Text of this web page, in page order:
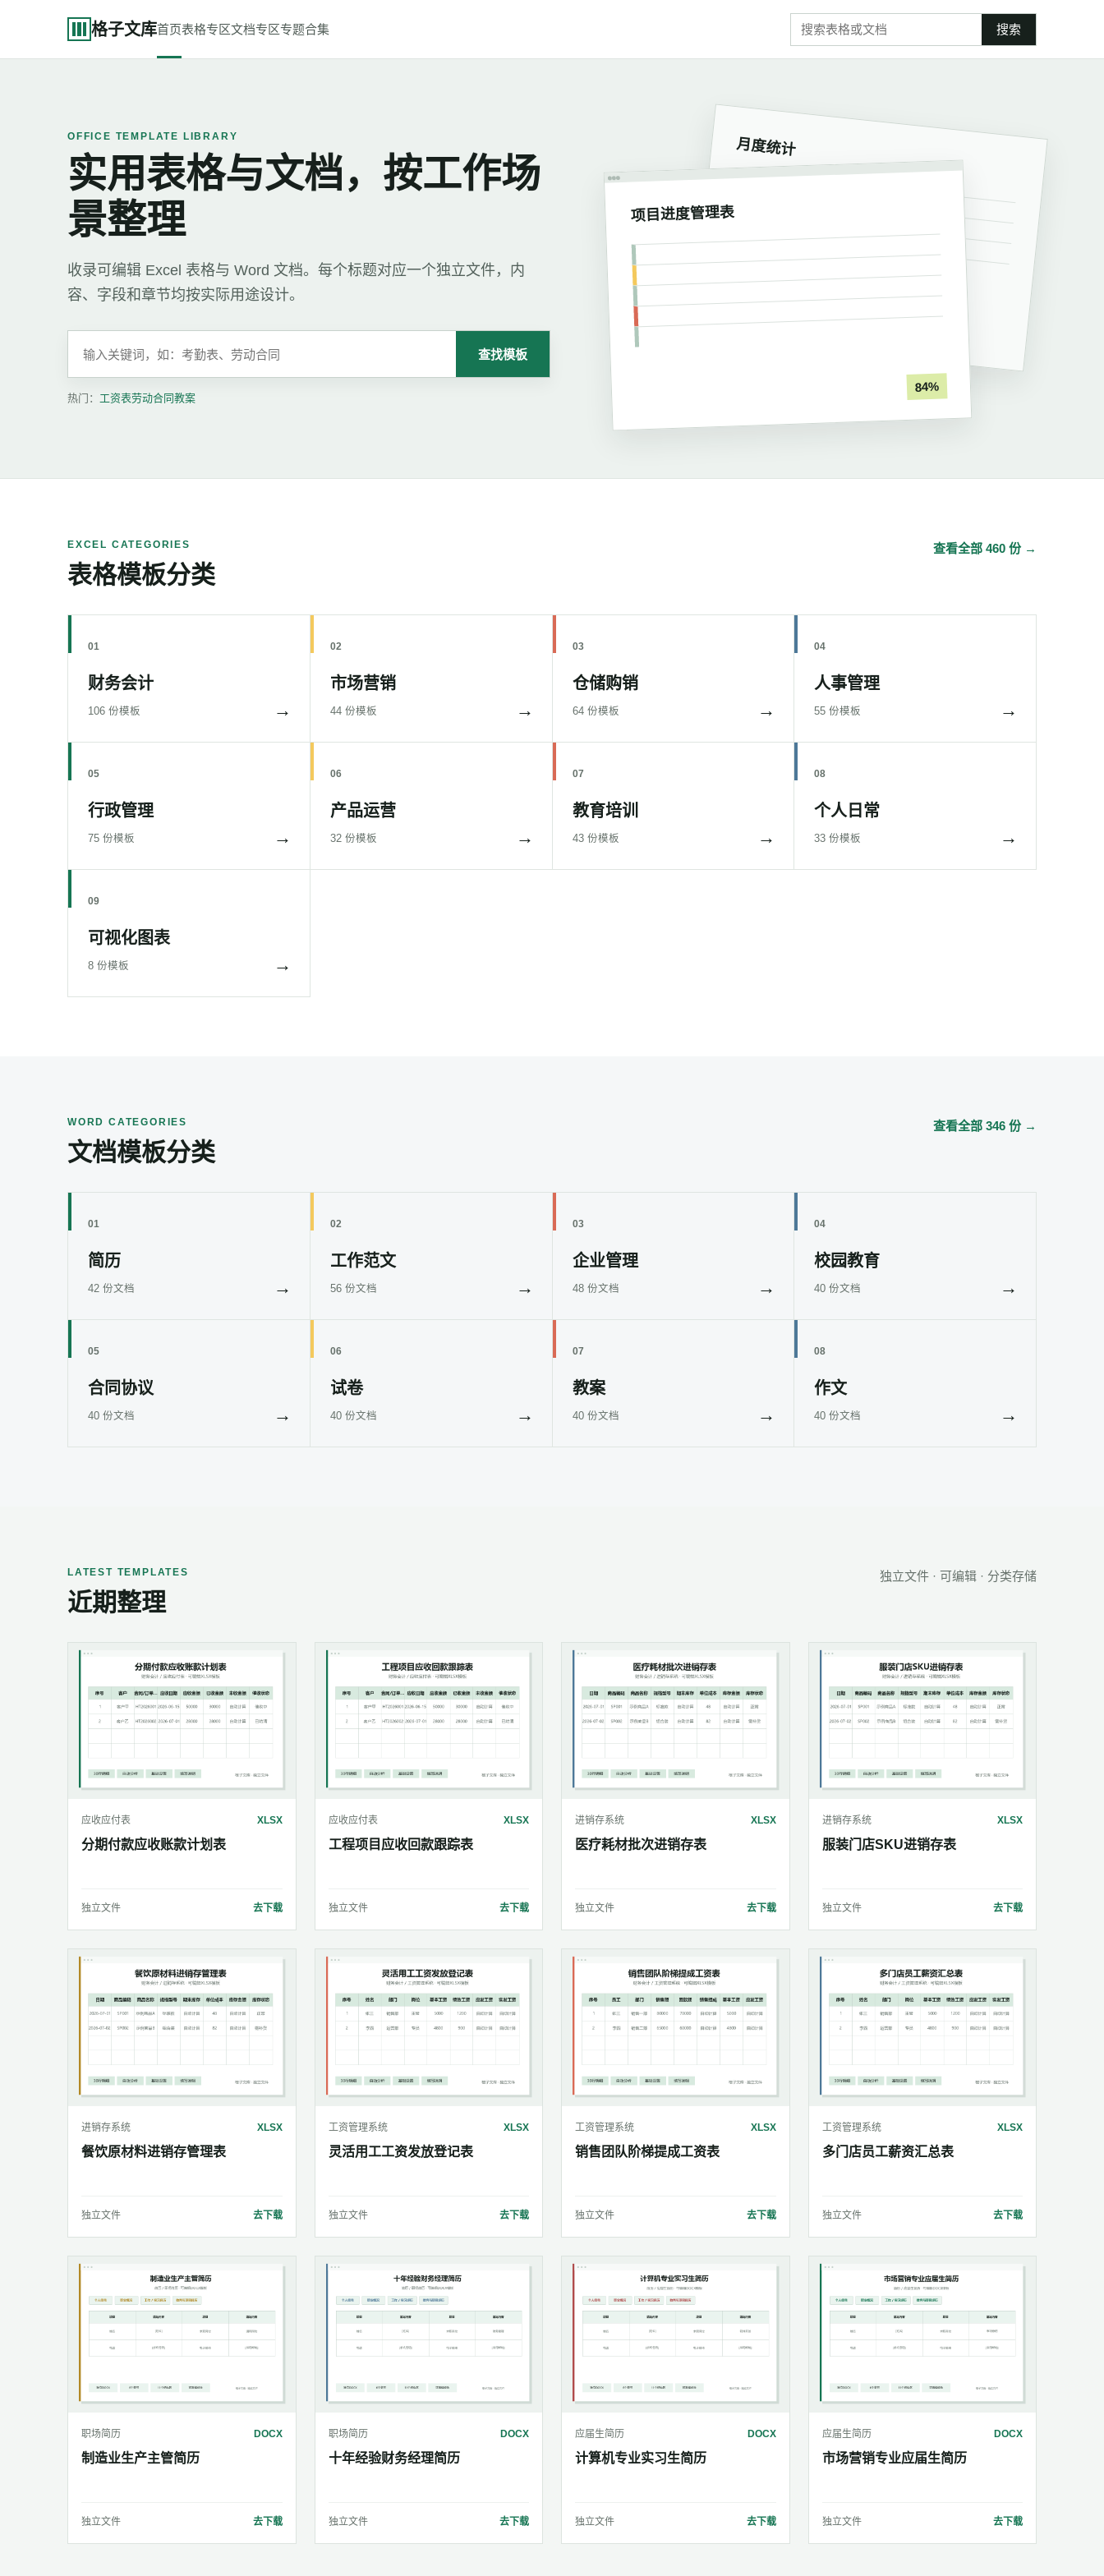
格子文库首页表格专区文档专区专题合集 搜索
OFFICE TEMPLATE LIBRARY
实用表格与文档，按工作场
景整理
收录可编辑 Excel 表格与 Word 文档。每个标题对应一个独立文件，内
容、字段和章节均按实际用途设计。
查找模板
热门： 工资表劳动合同教案
月度统计
项目进度管理表
84%
EXCEL CATEGORIES
表格模板分类
查看全部 460 份 →
01
财务会计
106 份模板 →
02
市场营销
44 份模板 →
03
仓储购销
64 份模板 →
04
人事管理
55 份模板 →
05
行政管理
75 份模板 →
06
产品运营
32 份模板 →
07
教育培训
43 份模板 →
08
个人日常
33 份模板 →
09
可视化图表
8 份模板 →
WORD CATEGORIES
文档模板分类
查看全部 346 份 →
01
简历
42 份文档 →
02
工作范文
56 份文档 →
03
企业管理
48 份文档 →
04
校园教育
40 份文档 →
05
合同协议
40 份文档 →
06
试卷
40 份文档 →
07
教案
40 份文档 →
08
作文
40 份文档 →
LATEST TEMPLATES
近期整理
独立文件 · 可编辑 · 分类存储
应收应付表 XLSX
分期付款应收账款计划表
独立文件 去下载
应收应付表 XLSX
工程项目应收回款跟踪表
独立文件 去下载
进销存系统 XLSX
医疗耗材批次进销存表
独立文件 去下载
进销存系统 XLSX
服装门店SKU进销存表
独立文件 去下载
进销存系统 XLSX
餐饮原材料进销存管理表
独立文件 去下载
工资管理系统 XLSX
灵活用工工资发放登记表
独立文件 去下载
工资管理系统 XLSX
销售团队阶梯提成工资表
独立文件 去下载
工资管理系统 XLSX
多门店员工薪资汇总表
独立文件 去下载
职场简历 DOCX
制造业生产主管简历
独立文件 去下载
职场简历 DOCX
十年经验财务经理简历
独立文件 去下载
应届生简历 DOCX
计算机专业实习生简历
独立文件 去下载
应届生简历 DOCX
市场营销专业应届生简历
独立文件 去下载